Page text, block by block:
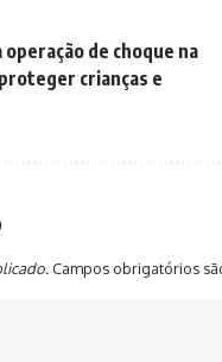
de choque na
crianças e
Campos obrigatórios